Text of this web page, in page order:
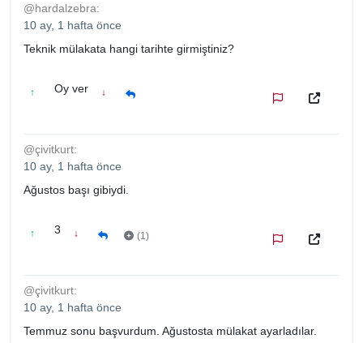
@hardalzebra:
10 ay, 1 hafta önce
Teknik mülakata hangi tarihte girmiştiniz?
↑ Oy ver ↓
@çivitkurt:
10 ay, 1 hafta önce
Ağustos başı gibiydi.
↑ 3 ↓ (1)
@çivitkurt:
10 ay, 1 hafta önce
Temmuz sonu başvurdum. Ağustosta mülakat ayarladılar.